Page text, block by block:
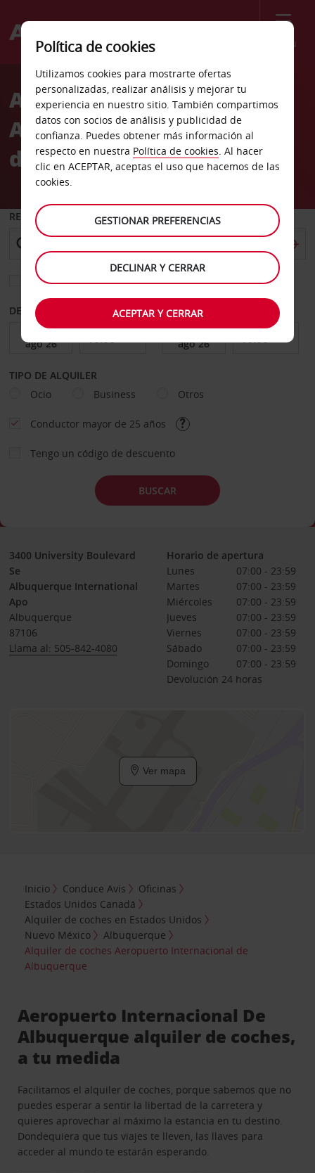
Menú
Welcome
AvisAlquiler de coches
Aeropuerto Internacional
de Albuquerque
RECOGER EN
Elegir otra oficina de devolución
DESDE HASTA
TIPO DE ALQUILER
Ocio
Business Otros
Conductor mayor de 25 años
Tengo un código de descuento
BUSCAR
3400 University Boulevard
Se
Albuquerque International
Apo
Albuquerque
87106
Llama al: 505-842-4080
Horario de apertura
Lunes
07:00 - 23:59
Martes
07:00 - 23:59
Miércoles
07:00 - 23:59
Jueves
07:00 - 23:59
Viernes
07:00 - 23:59
Sábado
07:00 - 23:59
Domingo
07:00 - 23:59
Devolución 24 horas
Ver mapa
Inicio Conduce Avis
Oficinas
Estados Unidos Canadá
Alquiler de coches en Estados Unidos
Nuevo México
Albuquerque
Alquiler de coches Aeropuerto Internacional de
Albuquerque
Aeropuerto Internacional De
Albuquerque alquiler de coches,
a tu medida
Facilitamos el alquiler de coches, porque sabemos que no
puedes esperar a sentir la libertad de la carretera y
quieres aprovechar al máximo la estancia en tu destino.
Dondequiera que tus viajes te lleven, las llaves para
acceder al mundo te estarán esperando.
Política de cookies
Utilizamos cookies para mostrarte ofertas
personalizadas, realizar análisis y mejorar tu
experiencia en nuestro sitio. También compartimos
datos con socios de análisis y publicidad de
confianza. Puedes obtener más información al
respecto en nuestra Política de cookies. Al hacer
clic en ACEPTAR, aceptas el uso que hacemos de las
cookies.
GESTIONAR PREFERENCIAS
DECLINAR Y CERRAR
ACEPTAR Y CERRAR